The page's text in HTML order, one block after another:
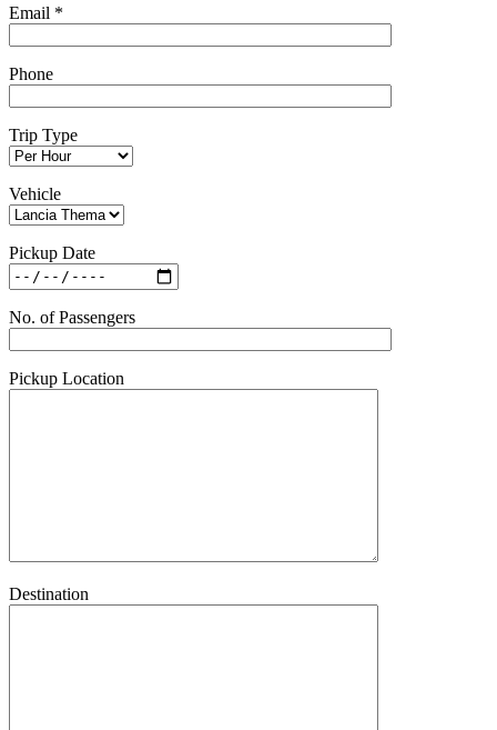
Email *
Phone
Trip Type
Vehicle
Pickup Date
No. of Passengers
Pickup Location
Destination